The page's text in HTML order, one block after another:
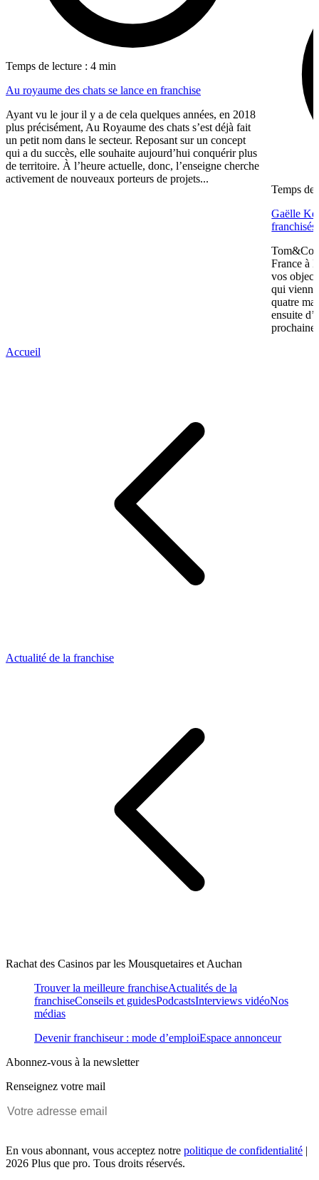
Temps de lecture : 4 min
Au royaume des chats se lance en franchise
Ayant vu le jour il y a de cela quelques années, en 2018
plus précisément, Au Royaume des chats s’est déjà fait
un petit nom dans le secteur. Reposant sur un concept
qui a du succès, elle souhaite aujourd’hui conquérir plus
de territoire. À l’heure actuelle, donc, l’enseigne cherche
activement de nouveaux porteurs de projets...
Temps de
Gaëlle
Tom&Co
France à
vos
qui
quatre
ensuite
prochaine
Accueil
Actualité de la franchise
Rachat des Casinos par les Mousquetaires et Auchan
Trouver la meilleure franchiseActualités de la
franchiseConseils et guidesPodcastsInterviews vidéoNos
médias
Devenir franchiseur : mode d’emploiEspace annonceur
Abonnez-vous à la newsletter
Renseignez votre mail
En vous abonnant, vous acceptez notre politique de confidentialité |
2026 Plus que pro. Tous droits réservés.